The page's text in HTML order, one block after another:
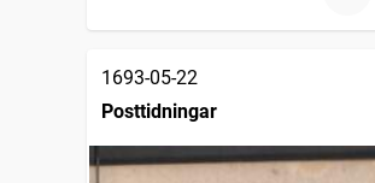
1693-05-22
Posttidningar